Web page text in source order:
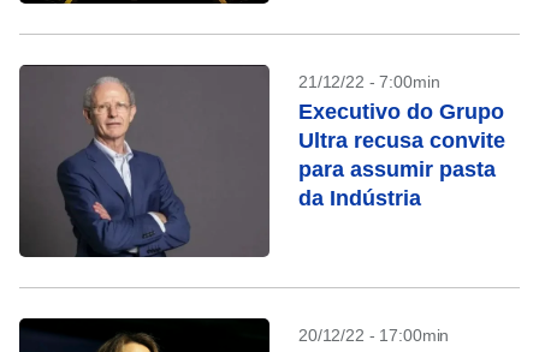
21/12/22 - 7:00min
Executivo do Grupo
Ultra recusa convite
para assumir pasta
da Indústria
20/12/22 - 17:00min